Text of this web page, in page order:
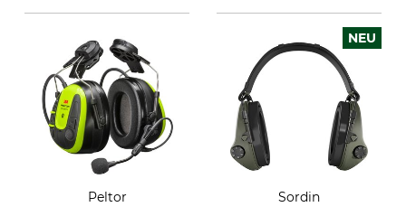
Peltor
NEU
Sordin